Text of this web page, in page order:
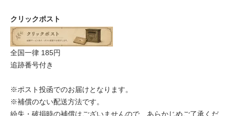
クリックポスト
全国一律 185円
追跡番号付き
※ポスト投函でのお届けとなります。
※補償のない配送方法です。
紛失・破損時の補償はございませんので、あらかじめご了承くだ